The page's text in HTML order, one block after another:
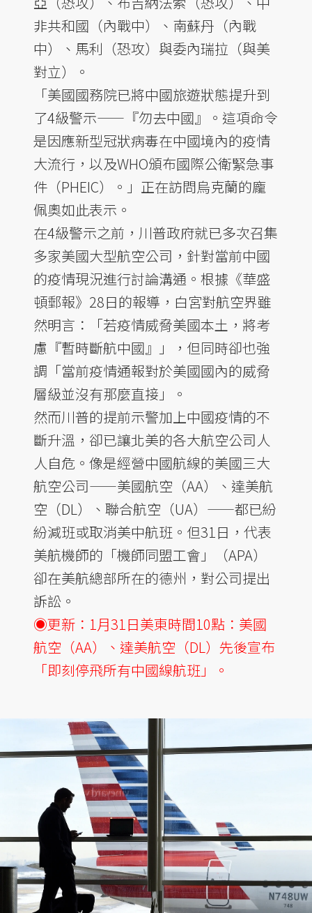
非共和國（內戰中）、南蘇丹（內戰
中）、馬利（恐攻）與委內瑞拉（與美
對立）。
「美國國務院已將中國旅遊狀態提升到
了4級警示——『勿去中國』。這項命令
是因應新型冠狀病毒在中國境內的疫情
大流行，以及WHO頒布國際公衛緊急事
件（PHEIC）。」正在訪問烏克蘭的龐
佩奧如此表示。
在4級警示之前，川普政府就已多次召集
多家美國大型航空公司，針對當前中國
的疫情現況進行討論溝通。根據《華盛
頓郵報》28日的報導，白宮對航空界雖
然明言：「若疫情威脅美國本土，將考
慮『暫時斷航中國』」，但同時卻也強
調「當前疫情通報對於美國國內的威脅
層級並沒有那麼直接」。
然而川普的提前示警加上中國疫情的不
斷升溫，卻已讓北美的各大航空公司人
人自危。像是經營中國航線的美國三大
航空公司——美國航空（AA）、達美航
空（DL）、聯合航空（UA）——都已紛
紛減班或取消美中航班。但31日，代表
美航機師的「機師同盟工會」（APA）
卻在美航總部所在的德州，對公司提出
訴訟。
◉更新：1月31日美東時間10點：美國
航空（AA）、達美航空（DL）先後宣布
「即刻停飛所有中國線航班」。